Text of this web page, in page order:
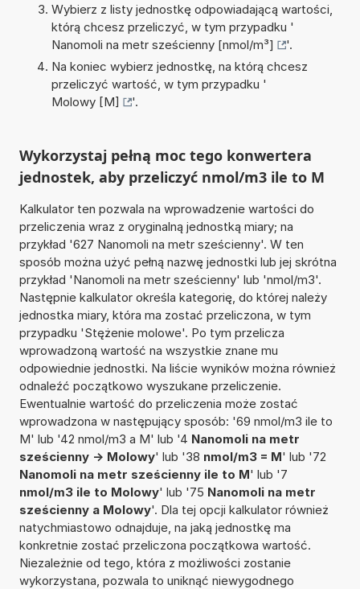
Wybierz z listy jednostkę odpowiadającą wartości,
którą chcesz przeliczyć, w tym przypadku '
Nanomoli na metr sześcienny [nmol/m³]
'.
Na koniec wybierz jednostkę, na którą chcesz
przeliczyć wartość, w tym przypadku '
Molowy [M]
'.
Wykorzystaj pełną moc tego konwertera
jednostek, aby przeliczyć nmol/m3 ile to M
Kalkulator ten pozwala na wprowadzenie wartości do
przeliczenia wraz z oryginalną jednostką miary; na
przykład '627 Nanomoli na metr sześcienny'. W ten
sposób można użyć pełną nazwę jednostki lub jej skrótna
przykład 'Nanomoli na metr sześcienny' lub 'nmol/m3'.
Następnie kalkulator określa kategorię, do której należy
jednostka miary, która ma zostać przeliczona, w tym
przypadku 'Stężenie molowe'. Po tym przelicza
wprowadzoną wartość na wszystkie znane mu
odpowiednie jednostki. Na liście wyników można również
odnaleźć początkowo wyszukane przeliczenie.
Ewentualnie wartość do przeliczenia może zostać
wprowadzona w następujący sposób: '69 nmol/m3 ile to
M' lub '42 nmol/m3 a M' lub '4 Nanomoli na metr
sześcienny -> Molowy' lub '38 nmol/m3 = M' lub '72
Nanomoli na metr sześcienny ile to M' lub '7
nmol/m3 ile to Molowy' lub '75 Nanomoli na metr
sześcienny a Molowy'. Dla tej opcji kalkulator również
natychmiastowo odnajduje, na jaką jednostkę ma
konkretnie zostać przeliczona początkowa wartość.
Niezależnie od tego, która z możliwości zostanie
wykorzystana, pozwala to uniknąć niewygodnego